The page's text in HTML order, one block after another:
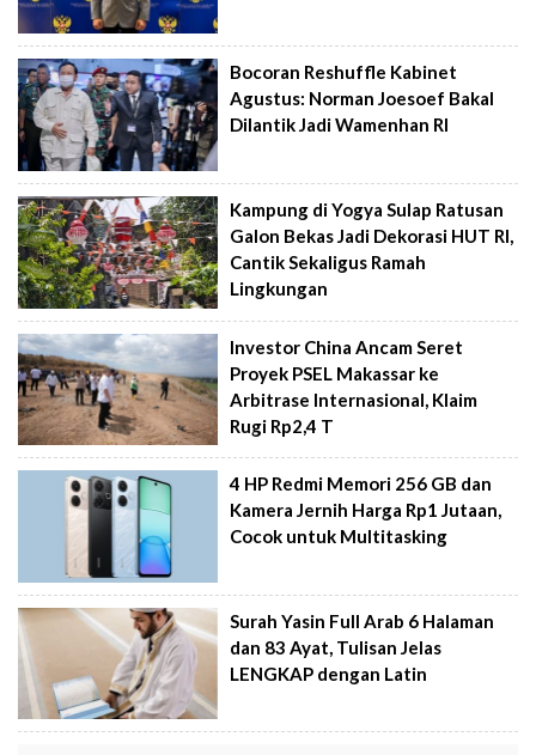
Bocoran Reshuffle Kabinet
Agustus: Norman Joesoef Bakal
Dilantik Jadi Wamenhan RI
Kampung di Yogya Sulap Ratusan
Galon Bekas Jadi Dekorasi HUT RI,
Cantik Sekaligus Ramah
Lingkungan
Investor China Ancam Seret
Proyek PSEL Makassar ke
Arbitrase Internasional, Klaim
Rugi Rp2,4 T
4 HP Redmi Memori 256 GB dan
Kamera Jernih Harga Rp1 Jutaan,
Cocok untuk Multitasking
Surah Yasin Full Arab 6 Halaman
dan 83 Ayat, Tulisan Jelas
LENGKAP dengan Latin